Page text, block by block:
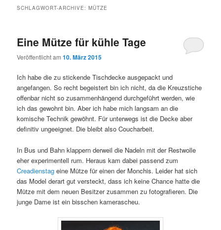
wechseln
SCHLAGWORT-ARCHIVE:MÜTZE
Eine Mütze für kühle Tage
Veröffentlicht am10. März 2015
Ich habe die zu stickende Tischdecke ausgepackt und
angefangen. So recht begeistert bin ich nicht, da die Kreuzstiche
offenbar nicht so zusammenhängend durchgeführt werden, wie
ich das gewohnt bin. Aber ich habe mich langsam an die
komische Technik gewöhnt. Für unterwegs ist die Decke aber
definitiv ungeeignet. Die bleibt also Coucharbeit.
In Bus und Bahn klappern derweil die Nadeln mit der Restwolle
eher experimentell rum. Heraus kam dabei passend zum
Creadienstageine Mütze für einen der Monchis. Leider hat sich
das Model derart gut versteckt, dass ich keine Chance hatte die
Mütze mit dem neuen Besitzer zusammen zu fotografieren. Die
junge Dame ist ein bisschen kamerascheu.